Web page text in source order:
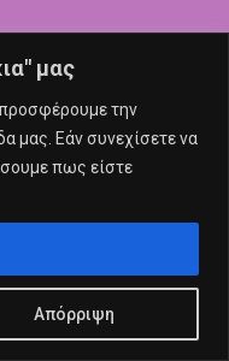
μας
την
μας. Εάν συνεχίσετε να
πως είστε
Απόρριψη